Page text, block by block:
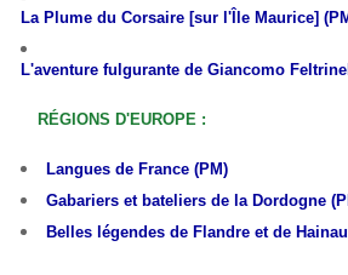
La Plume du Corsaire [sur l'Île Maurice]
L'aventure fulgurante de Giancomo
RÉGIONS D'EUROPE :
Langues de France (PM)
Gabariers et bateliers de la Dordogne
Belles légendes de Flandre et de